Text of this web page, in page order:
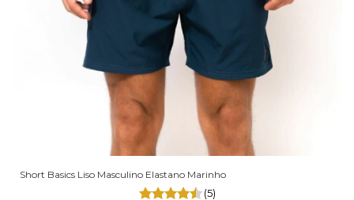
Short Basics Liso Masculino Elastano Marinho
(5)